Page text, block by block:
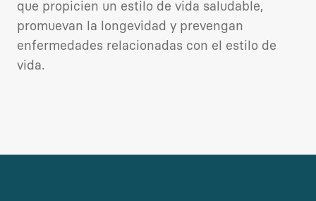
que propicien un estilo de vida saludable,
promuevan la longevidad y prevengan
enfermedades relacionadas con el estilo de
vida.